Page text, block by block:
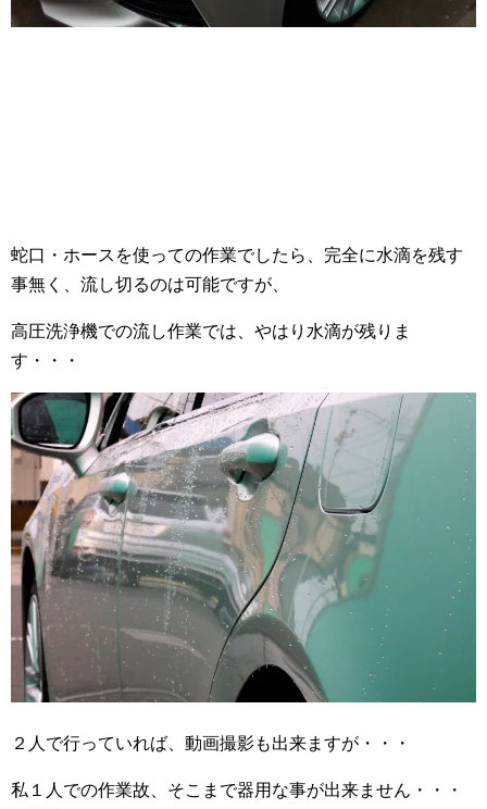
蛇口・ホースを使っての作業でしたら、完全に水滴を残す
事無く、流し切るのは可能ですが、
高圧洗浄機での流し作業では、やはり水滴が残りま
す・・・
２人で行っていれば、動画撮影も出来ますが・・・
私１人での作業故、そこまで器用な事が出来ません・・・